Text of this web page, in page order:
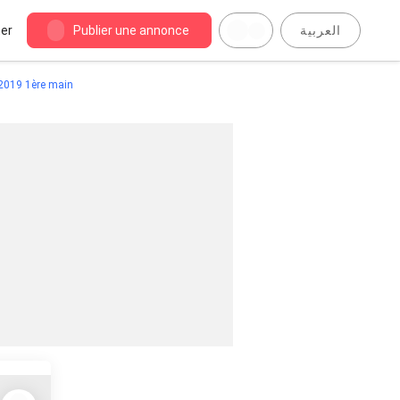
Publier une annonce العربية
1ère main